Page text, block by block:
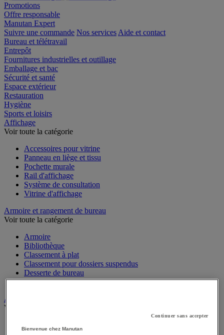
Promotions
Offre responsable
Manutan Expert
Suivre une commande Nos services Aide et contact
Bureau et télétravail
Entrepôt
Fournitures industrielles et outillage
Emballage et bac
Sécurité et santé
Espace extérieur
Restauration
Hygiène
Sports et loisirs
Affichage
Voir toute la catégorie
Accessoires pour vitrine
Panneau en liège et tissu
Pochette murale
Rail d'affichage
Système de consultation
Vitrine d'affichage
Armoire et rangement de bureau
Voir toute la catégorie
Armoire
Bibliothèque
Classement à plat
Classement pour dossiers suspendus
Desserte de bureau
Meuble de rangement bureau
Audiovisuel
Voir toute la catégorie
Continuer sans accepter
Bienvenue chez Manutan